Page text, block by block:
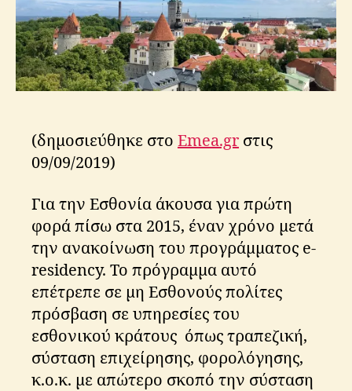
χ
η
μ
α
τι
ό
ς
s
(δημοσιεύθηκε στο Emea.gr στις
09/09/2019)
Για την Εσθονία άκουσα για πρώτη
φορά πίσω στα 2015, έναν χρόνο μετά
την ανακοίνωση του προγράμματος e-
residency. Το πρόγραμμα αυτό
επέτρεπε σε μη Εσθονούς πολίτες
πρόσβαση σε υπηρεσίες του
εσθονικού κράτους όπως τραπεζική,
σύσταση επιχείρησης, φορολόγησης,
κ.ο.κ. με απώτερο σκοπό την σύσταση